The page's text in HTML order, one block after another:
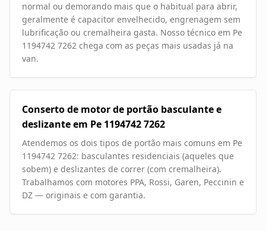
normal ou demorando mais que o habitual para abrir,
geralmente é capacitor envelhecido, engrenagem sem
lubrificação ou cremalheira gasta. Nosso técnico em Pe
1194742 7262 chega com as peças mais usadas já na
van.
Conserto de motor de portão basculante e
deslizante em Pe 1194742 7262
Atendemos os dois tipos de portão mais comuns em Pe
1194742 7262: basculantes residenciais (aqueles que
sobem) e deslizantes de correr (com cremalheira).
Trabalhamos com motores PPA, Rossi, Garen, Peccinin e
DZ — originais e com garantia.